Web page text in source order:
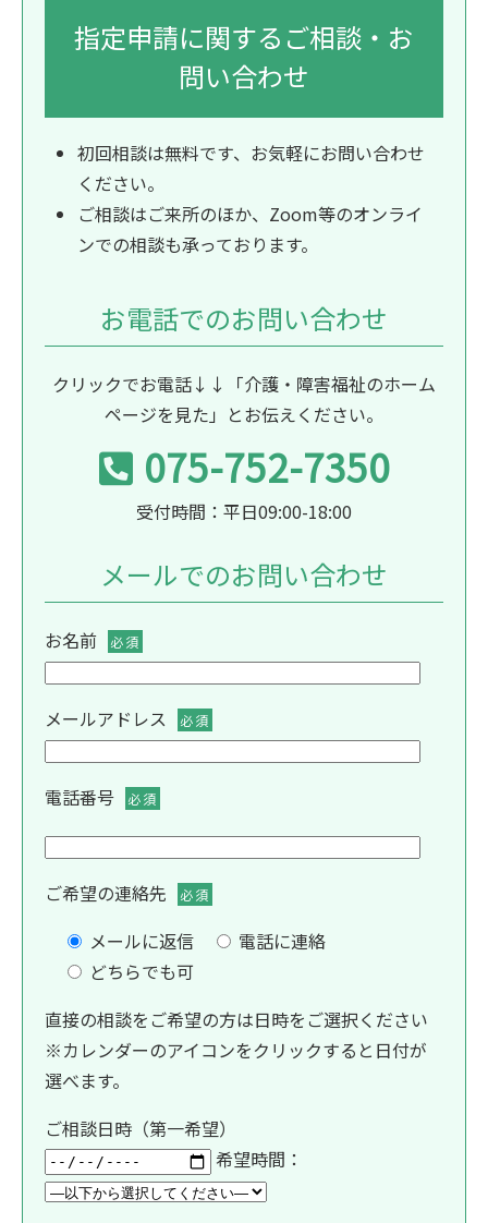
指定申請に関するご相談・お
問い合わせ
初回相談は無料です、お気軽にお問い合わせ
ください。
ご相談はご来所のほか、Zoom等のオンライ
ンでの相談も承っております。
お電話でのお問い合わせ
クリックでお電話↓↓「介護・障害福祉のホーム
ページを見た」とお伝えください。
075-752-7350
受付時間：平日09:00-18:00
メールでのお問い合わせ
お名前 必須
メールアドレス 必須
電話番号 必須
ご希望の連絡先 必須
メールに返信
電話に連絡
どちらでも可
直接の相談をご希望の方は日時をご選択ください
※カレンダーのアイコンをクリックすると日付が
選べます。
ご相談日時（第一希望）
希望時間：